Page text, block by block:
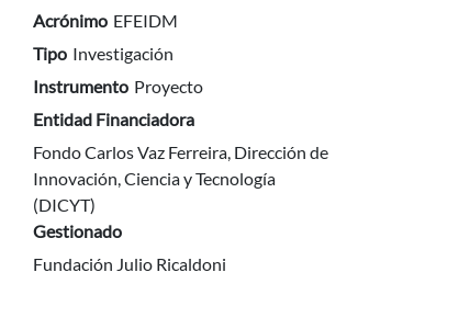
Acrónimo EFEIDM
Tipo Investigación
Instrumento Proyecto
Entidad Financiadora
Fondo Carlos Vaz Ferreira, Dirección de
Innovación, Ciencia y Tecnología
(DICYT)
Gestionado
Fundación Julio Ricaldoni